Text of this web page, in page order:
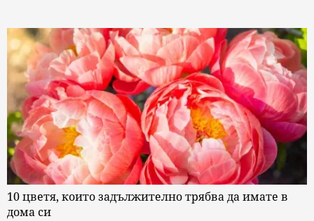
10 цветя, които задължително трябва да имате в
дома си